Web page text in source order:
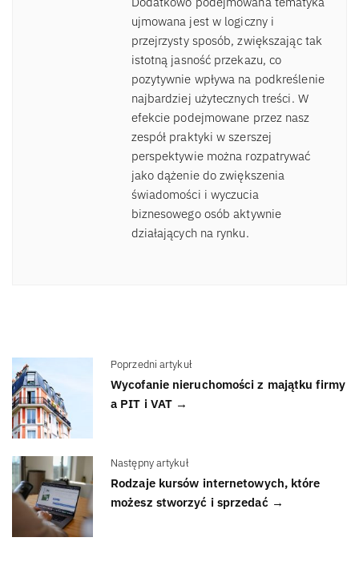
ujmowana jest w logiczny i
przejrzysty sposób, zwiększając tak
istotną jasność przekazu, co
pozytywnie wpływa na podkreślenie
najbardziej użytecznych treści. W
efekcie podejmowane przez nasz
zespół praktyki w szerszej
perspektywie można rozpatrywać
jako dążenie do zwiększenia
świadomości i wyczucia
biznesowego osób aktywnie
działających na rynku.
Poprzedni artykuł
Wycofanie nieruchomości z majątku firmy
a PIT i VAT →
Następny artykuł
Rodzaje kursów internetowych, które
możesz stworzyć i sprzedać →